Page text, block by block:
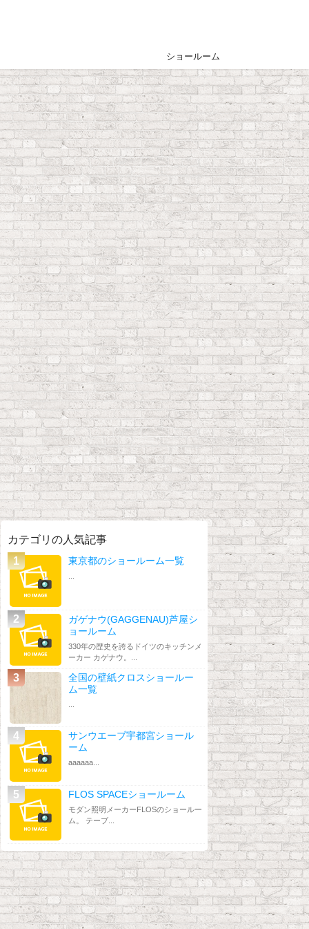
ショールーム
カテゴリの人気記事
東京都のショールーム一覧
ガゲナウ(GAGGENAU)芦屋シ
ョールーム
330年の歴史を誇るドイツのキッチンメ
ーカー カゲナウ。...
全国の壁紙クロスショールー
ム一覧
サンウエーブ宇都宮ショール
ーム
aaaaaa...
FLOS SPACEショールーム
モダン照明メーカーFLOSのショールー
ム。 テーブ...